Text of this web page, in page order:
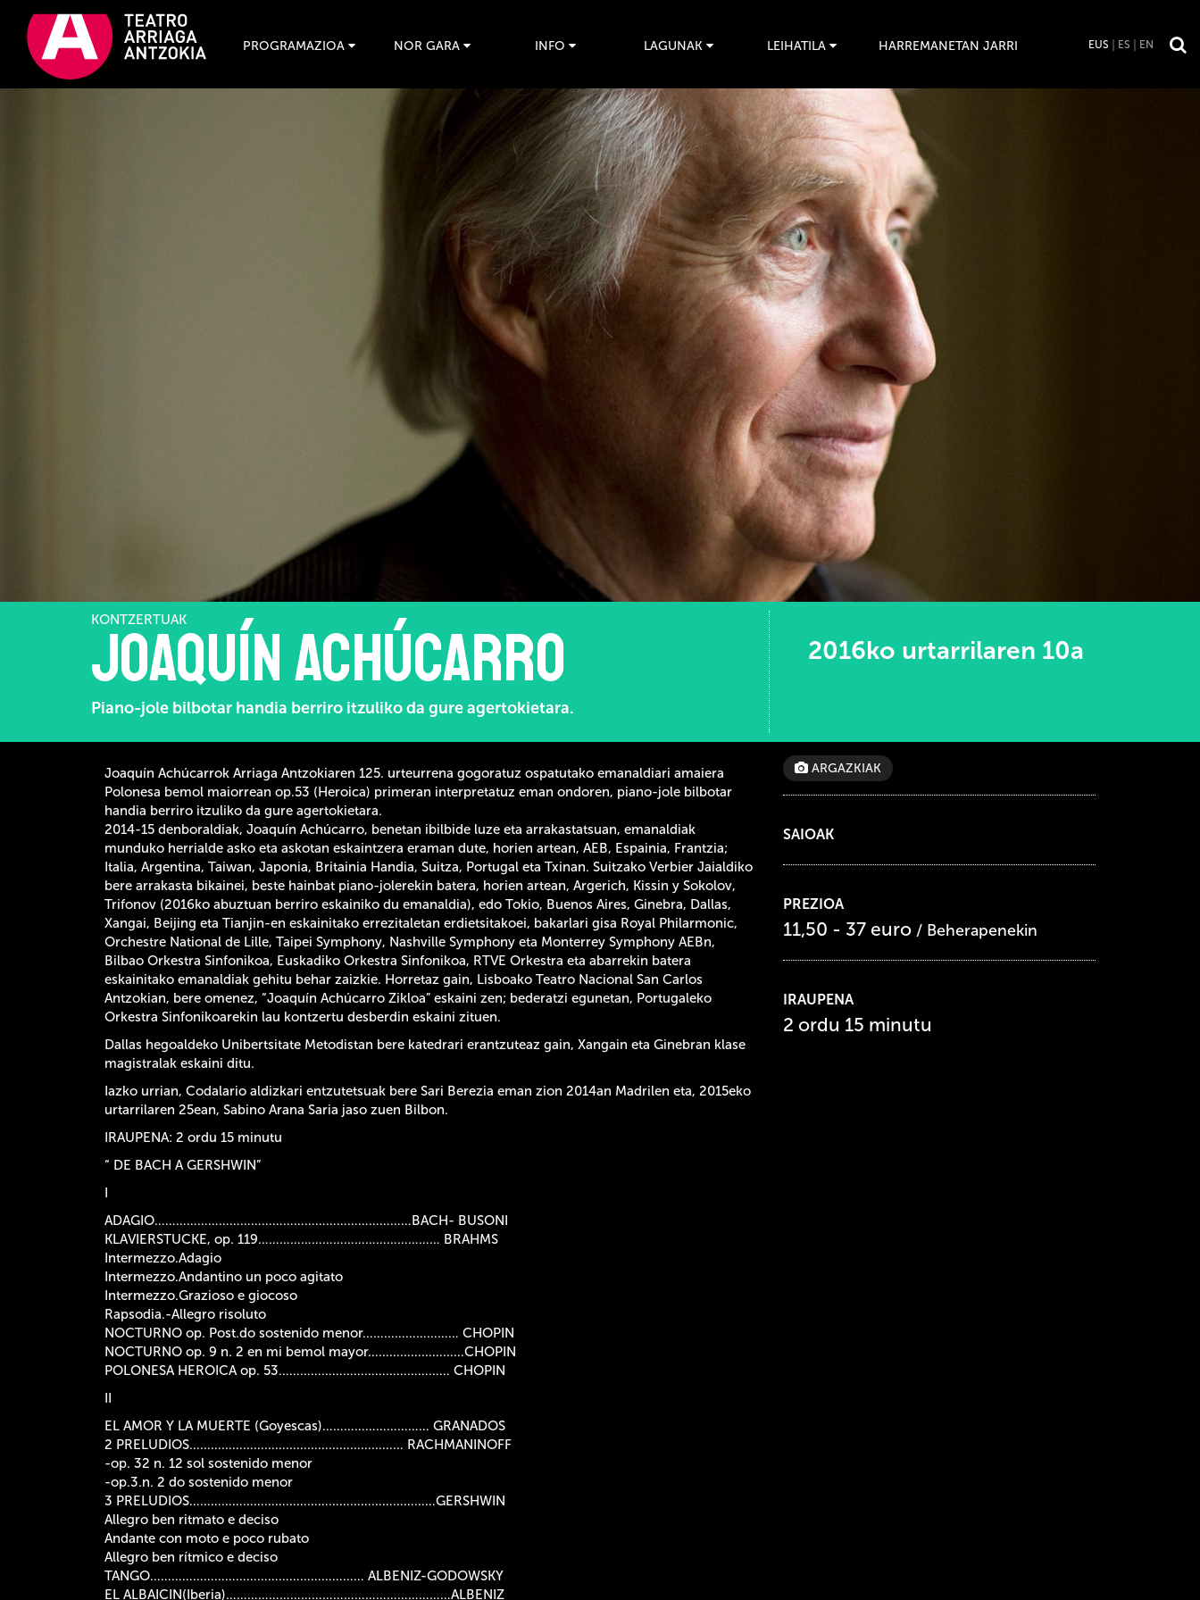
PROGRAMAZIOA NOR GARA INFO LAGUNAK LEIHATILA HARREMANETAN JARRI EUS ES EN
KONTZERTUAK
Joaquín Achúcarro
Piano-jole bilbotar handia berriro itzuliko da gure agertokietara.
2016ko urtarrilaren 10a
Joaquín Achúcarrok Arriaga Antzokiaren 125. urteurrena gogoratuz ospatutako emanaldiari amaiera
Polonesa bemol maiorrean op.53 (Heroica) primeran interpretatuz eman ondoren, piano-jole bilbotar
handia berriro itzuliko da gure agertokietara.
2014-15 denboraldiak, Joaquín Achúcarro, benetan ibilbide luze eta arrakastatsuan, emanaldiak
munduko herrialde asko eta askotan eskaintzera eraman dute, horien artean, AEB, Espainia, Frantzia;
Italia, Argentina, Taiwan, Japonia, Britainia Handia, Suitza, Portugal eta Txinan. Suitzako Verbier Jaialdiko
bere arrakasta bikainei, beste hainbat piano-jolerekin batera, horien artean, Argerich, Kissin y Sokolov,
Trifonov (2016ko abuztuan berriro eskainiko du emanaldia), edo Tokio, Buenos Aires, Ginebra, Dallas,
Xangai, Beijing eta Tianjin-en eskainitako errezitaletan erdietsitakoei, bakarlari gisa Royal Philarmonic,
Orchestre National de Lille, Taipei Symphony, Nashville Symphony eta Monterrey Symphony AEBn,
Bilbao Orkestra Sinfonikoa, Euskadiko Orkestra Sinfonikoa, RTVE Orkestra eta abarrekin batera
eskainitako emanaldiak gehitu behar zaizkie. Horretaz gain, Lisboako Teatro Nacional San Carlos
Antzokian, bere omenez, “Joaquín Achúcarro Zikloa” eskaini zen; bederatzi egunetan, Portugaleko
Orkestra Sinfonikoarekin lau kontzertu desberdin eskaini zituen.
Dallas hegoaldeko Unibertsitate Metodistan bere katedrari erantzuteaz gain, Xangain eta Ginebran klase
magistralak eskaini ditu.
Iazko urrian, Codalario aldizkari entzutetsuak bere Sari Berezia eman zion 2014an Madrilen eta, 2015eko
urtarrilaren 25ean, Sabino Arana Saria jaso zuen Bilbon.
IRAUPENA: 2 ordu 15 minutu
“ DE BACH A GERSHWIN”
I
ADAGIO………………………………………………………………BACH- BUSONI
KLAVIERSTUCKE, op. 119…………………………………………… BRAHMS
Intermezzo.Adagio
Intermezzo.Andantino un poco agitato
Intermezzo.Grazioso e giocoso
Rapsodia.-Allegro risoluto
NOCTURNO op. Post.do sostenido menor……………………… CHOPIN
NOCTURNO op. 9 n. 2 en mi bemol mayor………………………CHOPIN
POLONESA HEROICA op. 53………………………………………… CHOPIN
II
EL AMOR Y LA MUERTE (Goyescas)………………………… GRANADOS
2 PRELUDIOS…………………………………………………… RACHMANINOFF
-op. 32 n. 12 sol sostenido menor
-op.3.n. 2 do sostenido menor
3 PRELUDIOS……………………………………………………………GERSHWIN
Allegro ben ritmato e deciso
Andante con moto e poco rubato
Allegro ben rítmico e deciso
TANGO…………………………………………………… ALBENIZ-GODOWSKY
EL ALBAICIN(Iberia)………………………………………………………ALBENIZ
ARGAZKIAK
SAIOAK
PREZIOA
11,50 - 37 euro / Beherapenekin
IRAUPENA
2 ordu 15 minutu